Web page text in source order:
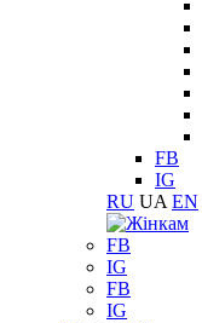
FB
IG
RU UA EN
FB
IG
FB
IG